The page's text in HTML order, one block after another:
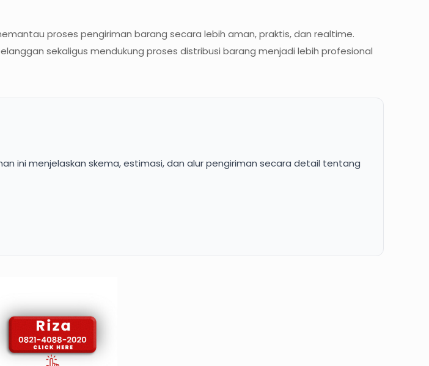
proses pengiriman barang secara lebih aman, praktis, dan realtime.
sekaligus mendukung proses distribusi barang menjadi lebih profesional
ini menjelaskan skema, estimasi, dan alur pengiriman secara detail tentang